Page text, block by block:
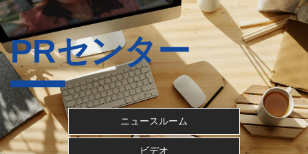
PRセンター
ニュースルーム
ビデオ